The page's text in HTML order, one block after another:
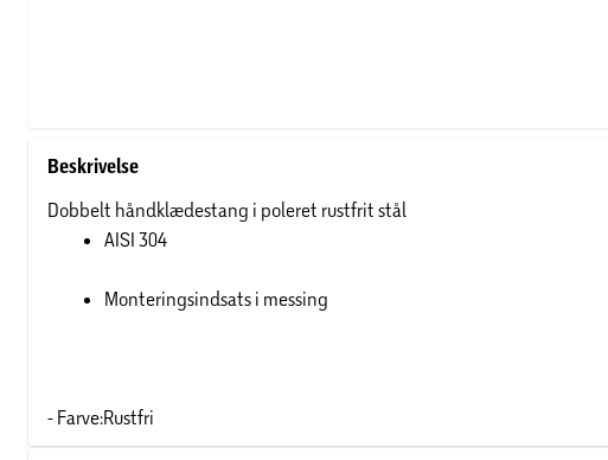
Beskrivelse
Dobbelt håndklædestang i poleret rustfrit stål
AISI 304
Monteringsindsats i messing
- Farve:Rustfri